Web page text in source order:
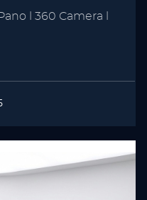
l 360 Camera l